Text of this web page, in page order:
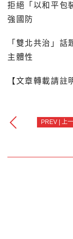
拒絕「以和平包
強國防
「雙北共治」
主體性
【文章轉載請註
PREV | 上